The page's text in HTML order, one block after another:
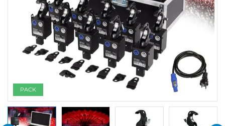
PACK